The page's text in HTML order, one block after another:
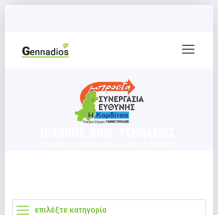
επιλέξτε κατηγορία